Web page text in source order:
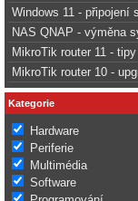
Windows 11 - připojení
NAS QNAP - výměna
MikroTik router 11 - tipy
MikroTik router 10 -
Kategorie
Hardware
Periferie
Multimédia
Software